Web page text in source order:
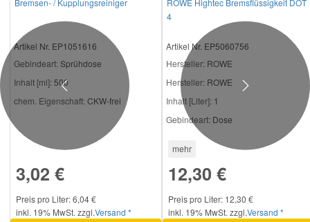
Artikel Nr. EP1051616
Gebindeart: Sprühdose
Inhalt [ml]: 500
chem. Eigenschaft: CKW-frei
3,02 €
Preis pro Liter: 6,04 €
inkl. 19% MwSt. zzgl.Versand *
4
Artikel Nr. EP5060756
Hersteller: ROWE
Hersteller: ROWE
Inhalt [Liter]: 1
Gebindeart: Dose
mehr
12,30 €
Preis pro Liter: 12,30 €
inkl. 19% MwSt. zzgl.Versand *
Previous Next